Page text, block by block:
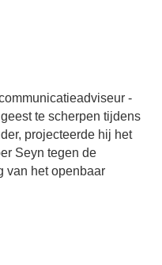
-
te scherpen tijdens
projecteerde hij het
Seyn tegen de
van het openbaar